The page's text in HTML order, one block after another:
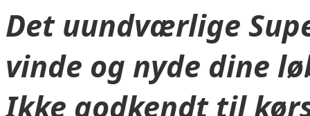
Det uundværlige
vinde og nyde dine
Ikke godkendt til